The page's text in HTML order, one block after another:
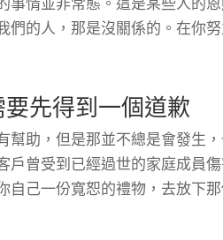
們的人，那是沒關係的。在你
先得到一個道歉
幫助，但是那並不總是會發生
戶曾受到已經過世的家庭成員
自己一份寬恕的禮物，去放下那